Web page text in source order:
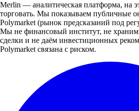
Merlin — аналитическая платформа, на
торговать. Мы показываем публичные
Polymarket (рынок предсказаний под
Мы не финансовый институт, не храним
сделки и не даём инвестиционных
Polymarket связана с риском.